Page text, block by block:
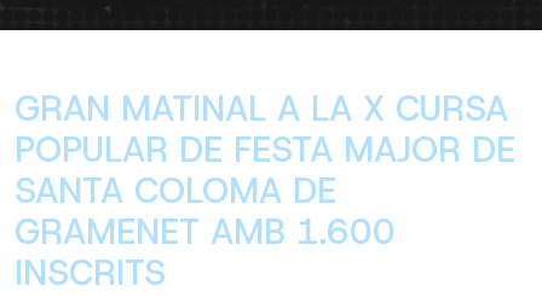
GRAN MATINAL A LA X CURSA
POPULAR DE FESTA MAJOR DE
SANTA COLOMA DE
GRAMENET AMB 1.600
INSCRITS